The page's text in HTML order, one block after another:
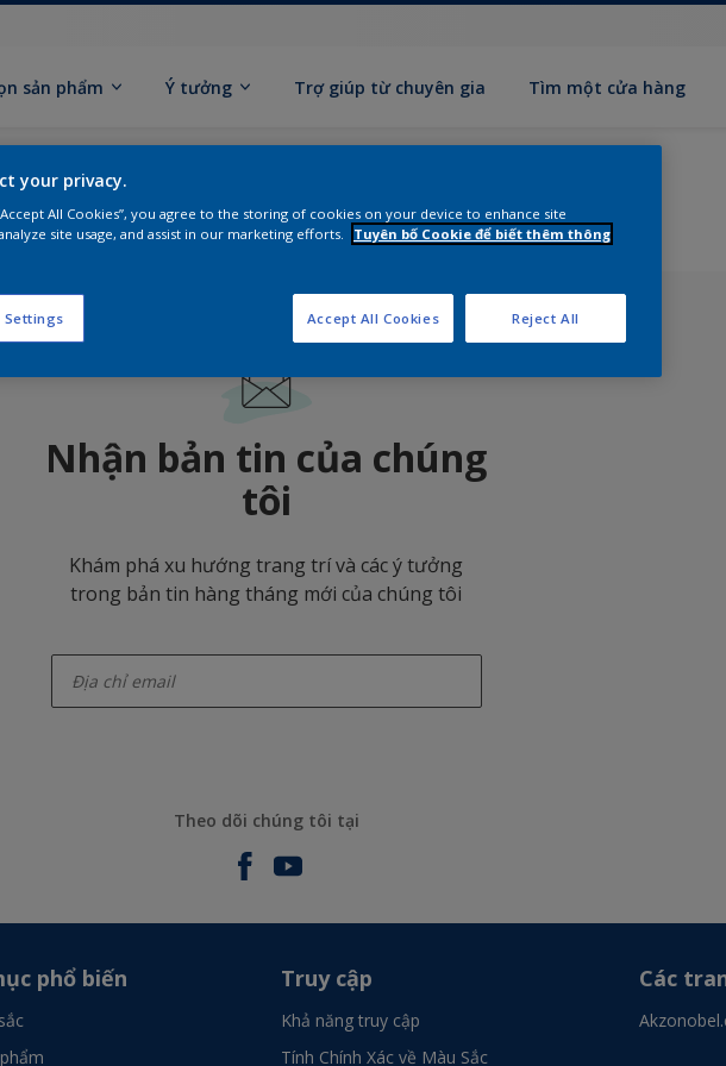
sản phẩm Ý tưởng Trợ giúp từ chuyên gia Tìm một cửa hàng
Xác về Màu Sắc
Nhận bản tin của chúng
tôi
Khám phá xu hướng trang trí và các ý tưởng
trong bản tin hàng tháng mới của chúng tôi
Theo dõi chúng tôi tại
phổ biến Truy cập
Khả năng truy cập
Tính Chính Xác về Màu Sắc
Các
your privacy.
All Cookies”, you agree to the storing of cookies on your device to enhance site
site usage, and assist in our marketing efforts.
Tuyên bố Cookie để biết thêm thông
Reject All
Accept All Cookies
Settings